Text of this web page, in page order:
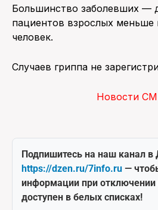
Большинство заболевших —
пациентов взрослых
человек.
Случаев гриппа не
Новости
Подпишитесь на наш канал в
https://dzen.ru/7info.ru —
информации при отключении
доступен в белых списках!